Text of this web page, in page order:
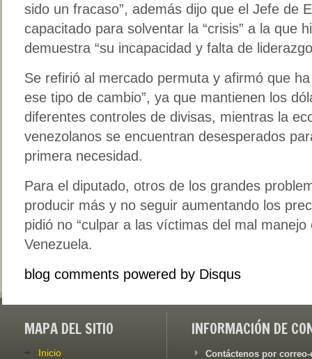
sido un fracaso”, además dijo que el Jefe de
capacitado para solventar la “crisis” a la que
demuestra “su incapacidad y falta de
Se refirió al mercado permuta y afirmó que
ese tipo de cambio”, ya que mantienen los
diferentes controles de divisas, mientras la
venezolanos se encuentran desesperados
primera necesidad.
Para el diputado, otros de los grandes
producir más y no seguir aumentando los
pidió no “culpar a las víctimas del mal
Venezuela.
blog comments powered by Disqus
MAPA DEL SITIO
Inicio
INFORMACIÓN DE
Contáctenos por